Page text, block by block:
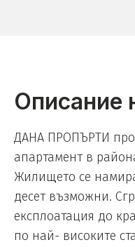
Описание
ДАНА ПРОПЪРТИ
апартамент в
Жилището се
десет възможни.
експлоатация до
по най- високите